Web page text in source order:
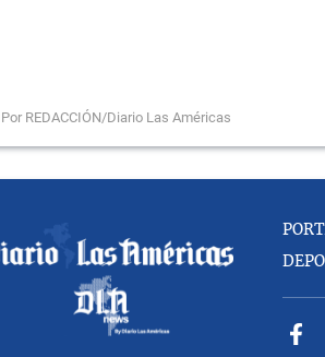
Por REDACCIÓN/Diario Las Américas